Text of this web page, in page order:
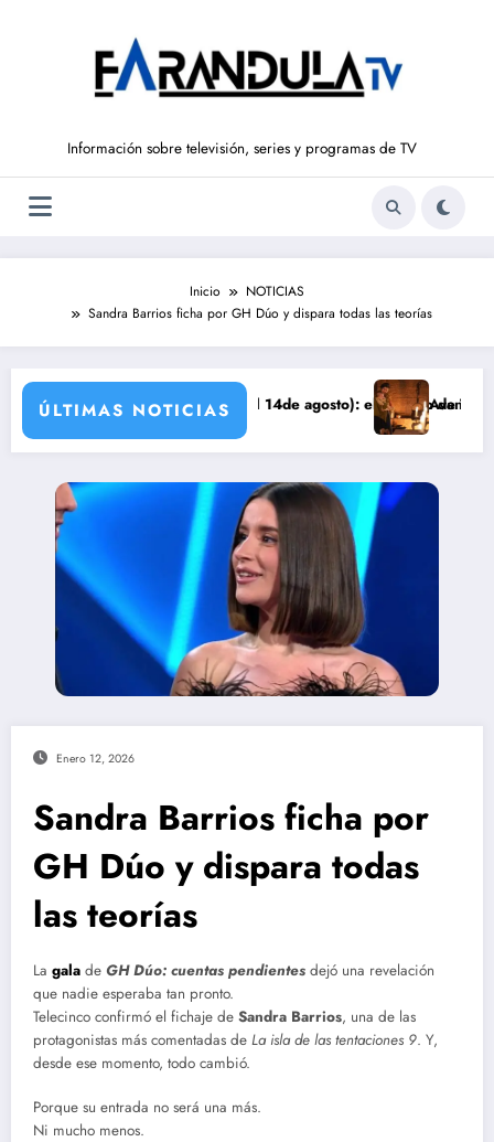
Información sobre televisión, series y programas de TV
Inicio
NOTICIAS
Sandra Barrios ficha por GH Dúo y dispara todas las teorías
ÚLTIMAS NOTICIAS
DE LIBERTAD’ (del 10 al 14de agosto): el secreto de Tasio sale a la
Avance VALLE
Enero 12, 2026
Sandra Barrios ficha por
GH Dúo y dispara todas
las teorías
La gala de GH Dúo: cuentas pendientes dejó una revelación
que nadie esperaba tan pronto.
Telecinco confirmó el fichaje de Sandra Barrios, una de las
protagonistas más comentadas de La isla de las tentaciones 9. Y,
desde ese momento, todo cambió.
Porque su entrada no será una más.
Ni mucho menos.